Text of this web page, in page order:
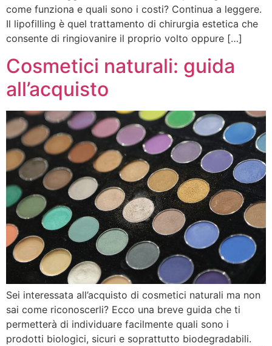
come funziona e quali sono i costi? Continua a leggere.
Il lipofilling è quel trattamento di chirurgia estetica che
consente di ringiovanire il proprio volto oppure […]
Cosmetici naturali: guida
all’acquisto
Sei interessata all’acquisto di cosmetici naturali ma non
sai come riconoscerli? Ecco una breve guida che ti
permetterà di individuare facilmente quali sono i
prodotti biologici, sicuri e soprattutto biodegradabili.